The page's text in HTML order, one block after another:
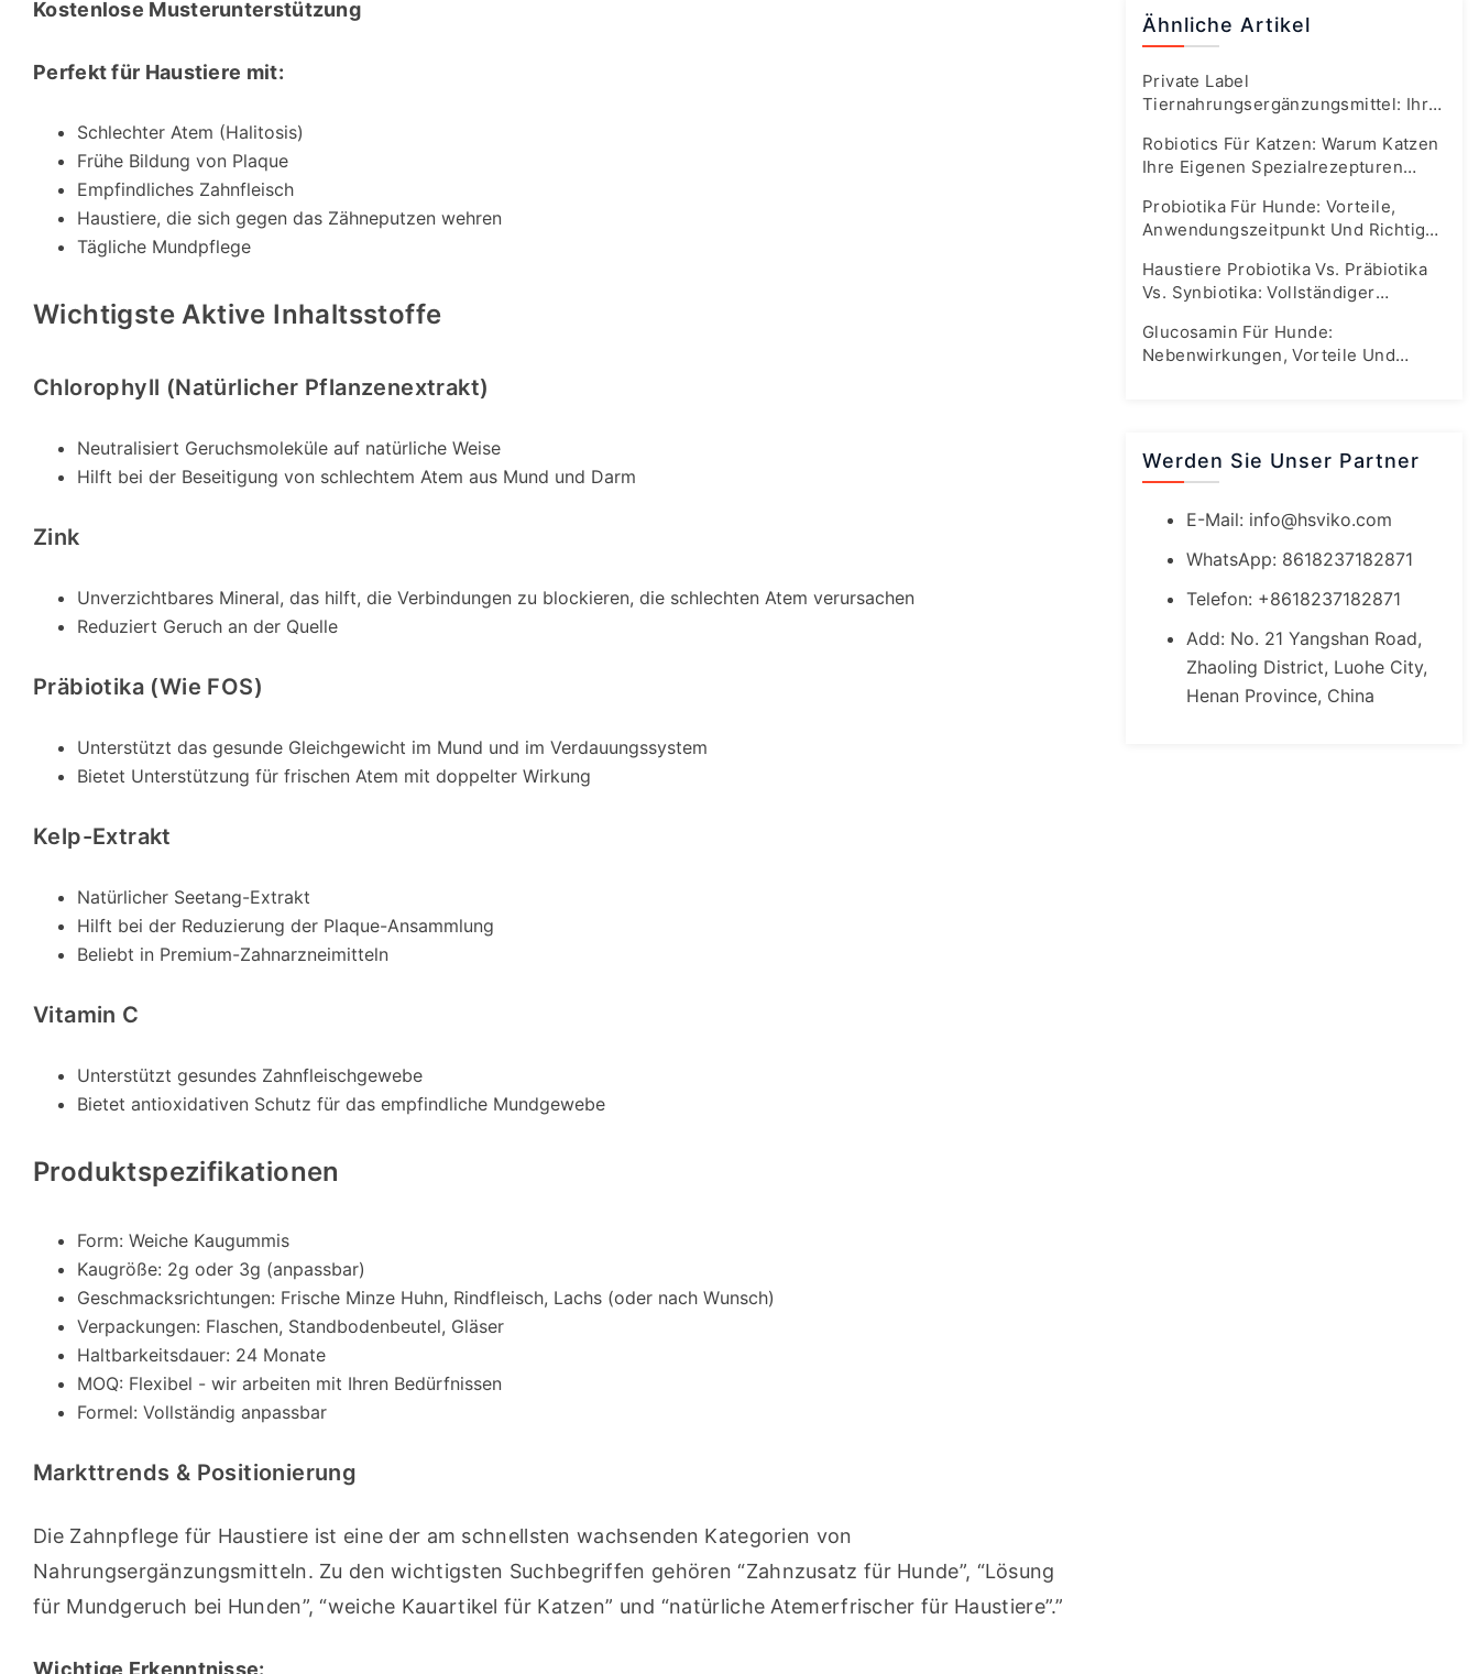
Kostenlose Musterunterstützung
Perfekt für Haustiere mit:
Schlechter Atem (Halitosis)
Frühe Bildung von Plaque
Empfindliches Zahnfleisch
Haustiere, die sich gegen das Zähneputzen wehren
Tägliche Mundpflege
Wichtigste Aktive Inhaltsstoffe
Chlorophyll (natürlicher Pflanzenextrakt)
Neutralisiert Geruchsmoleküle auf natürliche Weise
Hilft bei der Beseitigung von schlechtem Atem aus Mund und Darm
Zink
Unverzichtbares Mineral, das hilft, die Verbindungen zu blockieren, die schlechten Atem verursachen
Reduziert Geruch an der Quelle
Präbiotika (wie FOS)
Unterstützt das gesunde Gleichgewicht im Mund und im Verdauungssystem
Bietet Unterstützung für frischen Atem mit doppelter Wirkung
Kelp-Extrakt
Natürlicher Seetang-Extrakt
Hilft bei der Reduzierung der Plaque-Ansammlung
Beliebt in Premium-Zahnarzneimitteln
Vitamin C
Unterstützt gesundes Zahnfleischgewebe
Bietet antioxidativen Schutz für das empfindliche Mundgewebe
Produktspezifikationen
Form: Weiche Kaugummis
Kaugröße: 2g oder 3g (anpassbar)
Geschmacksrichtungen: Frische Minze Huhn, Rindfleisch, Lachs (oder nach Wunsch)
Verpackungen: Flaschen, Standbodenbeutel, Gläser
Haltbarkeitsdauer: 24 Monate
MOQ: Flexibel - wir arbeiten mit Ihren Bedürfnissen
Formel: Vollständig anpassbar
Markttrends & Positionierung
Die Zahnpflege für Haustiere ist eine der am schnellsten wachsenden Kategorien von
Nahrungsergänzungsmitteln. Zu den wichtigsten Suchbegriffen gehören “Zahnzusatz für Hunde”, “Lösung
für Mundgeruch bei Hunden”, “weiche Kauartikel für Katzen” und “natürliche Atemerfrischer für Haustiere”.”
Wichtige Erkenntnisse:
Ähnliche Artikel
Private Label
Tiernahrungsergänzungsmittel: Ihr
Boomenden Markt Von Heute
Robiotics Für Katzen: Warum Katzen
Ihre Eigenen Spezialrezepturen
Probiotika Für Hunde: Vorteile,
Anwendungszeitpunkt Und Richtige
Haustiere Probiotika Vs. Präbiotika
Vs. Synbiotika: Vollständiger
Glucosamin Für Hunde:
Nebenwirkungen, Vorteile Und
Werden Sie Unser Partner
E-Mail: info@hsviko.com
WhatsApp: 8618237182871
Telefon: +8618237182871
Add: No. 21 Yangshan Road,
Zhaoling District, Luohe City,
Henan Province, China